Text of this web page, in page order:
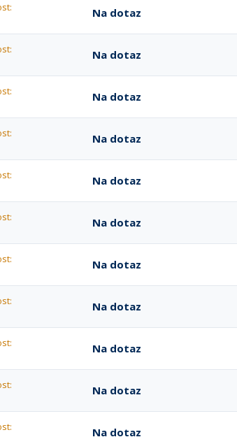
Na dotaz
Na dotaz
Na dotaz
Na dotaz
Na dotaz
Na dotaz
Na dotaz
Na dotaz
Na dotaz
Na dotaz
Na dotaz